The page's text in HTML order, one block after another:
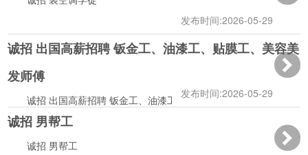
发布时间:2026-05-29
08:10:33
诚招 出国高薪招聘 钣金工、油漆工、贴膜工、美容美
发师傅
发布时间:2026-05-29
诚招 出国高薪招聘 钣金工、油漆工、贴膜工、美容美
发师傅
诚招 男帮工
诚招 男帮工